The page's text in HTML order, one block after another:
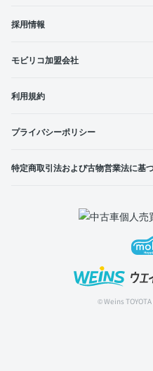
採用情報
モビリコ加盟会社
利用規約
プライバシーポリシー
特定商取引法および古物営業法に基
© Weins